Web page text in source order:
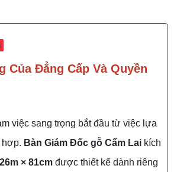
Của Đẳng Cấp Và Quyền
việc sang trọng bắt đầu từ việc lựa
hợp. Bàn Giám Đốc gỗ Cẩm Lai kích
× 81cm được thiết kế dành riêng